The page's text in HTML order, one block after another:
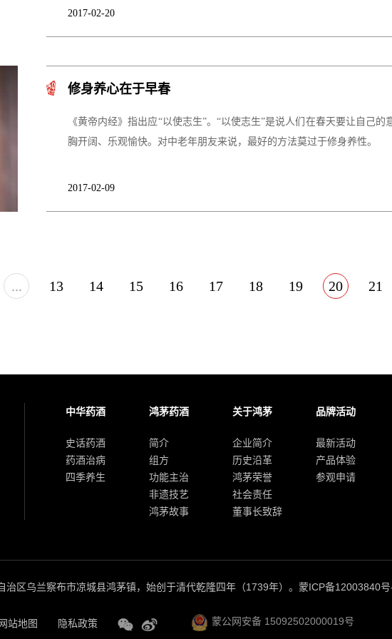
2017-02-20
修身养心在于早春
《黄帝内经》指出应“以使志生”。“以使志生”是说人们在春天要让自己
胸开阔、乐观愉快。对中老年朋友来说，最好的方法莫过于修身养性。
2017-02-09
... 13 14 15 16 17 18 19 20 21
中华药酒
史话药酒
药酒治病
四季养生
鸿茅药酒
简介
组方
功能主治
非遗技艺
鸿茅故事
关于鸿茅
企业简介
历史沿革
鸿茅荣誉
社会责任
董事长致辞
品牌活动
最新活动
产品体验
参观申请
区乌兰察布市凉城县鸿茅镇，始创于清代乾隆四年（1739年）。 蒙ICP备12003840号
站地图 隐私政策 蒙公网安备 15092502000019号